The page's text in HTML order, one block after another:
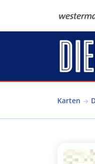
Karten